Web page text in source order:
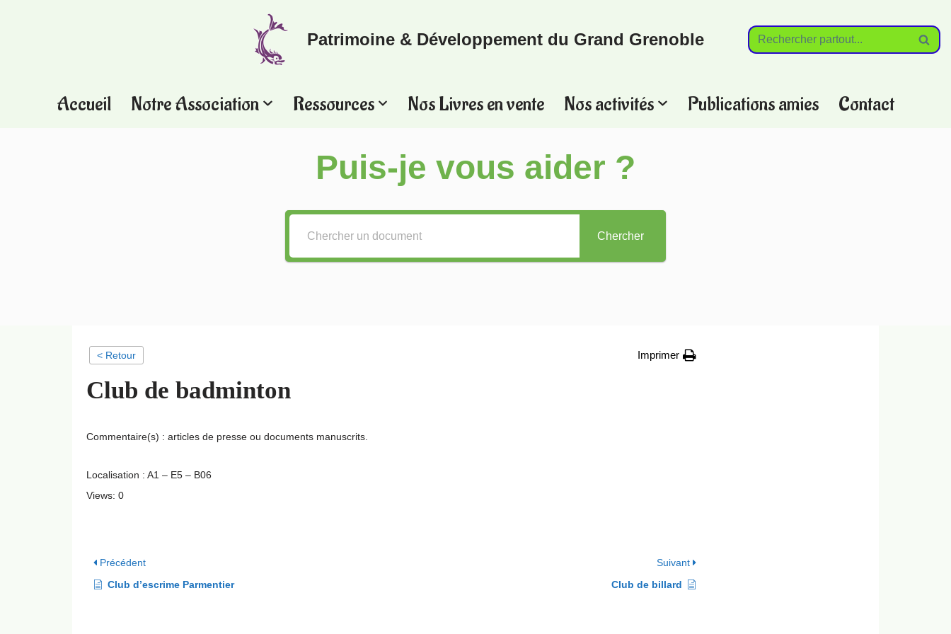
Patrimoine & Développement du Grand Grenoble
Accueil Notre Association Ressources Nos Livres en vente Nos activités Publications amies Contact
Puis-je vous aider ?
Chercher
< Retour Imprimer
Club de badminton
Commentaire(s) : articles de presse ou documents manuscrits.
Localisation : A1 – E5 – B06
Views: 0
Précédent
Club d’escrime Parmentier
Suivant
Club de billard